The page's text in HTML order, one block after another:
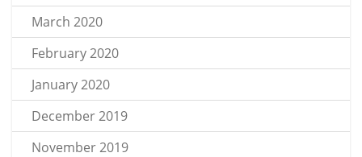
March 2020
February 2020
January 2020
December 2019
November 2019